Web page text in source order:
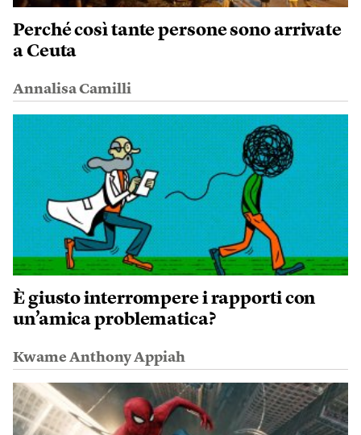
Perché così tante persone sono arrivate
a Ceuta
Annalisa Camilli
È giusto interrompere i rapporti con
un’amica problematica?
Kwame Anthony Appiah